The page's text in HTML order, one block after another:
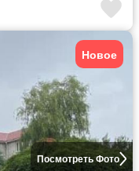
Посмотреть Фото
Новое